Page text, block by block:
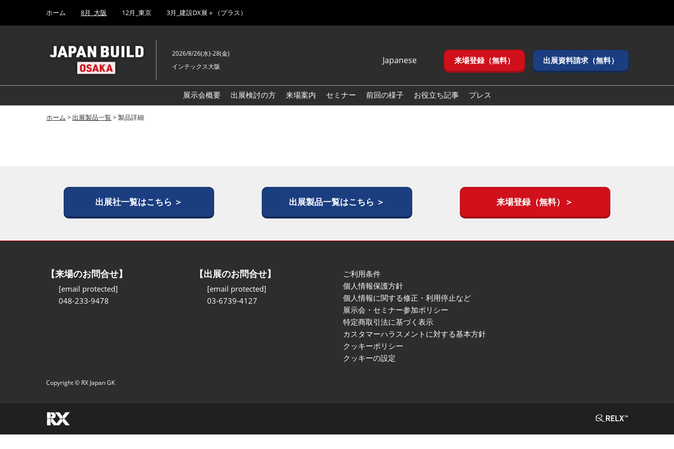
キ
し
to
ホーム 8月_大阪 12月_東京 3月_建設DX展＋（プラス）
2026/8/26(水)-28(金)
インテックス大阪
Japanese
English
Korean (Naver
来場登録（無料） 出展資料請求（無料）
展示会概要 出展検討の方 来場案内 セミナー 前回の様子 お役立ち記事 プレス
ホーム >出展製品一覧 > 製品詳細
出展社一覧はこちら ＞ 出展製品一覧はこちら ＞ 来場登録（無料）＞
【来場のお問合せ】
[email protected]
048-233-9478
【出展のお問合せ】
[email protected]
03-6739-4127
ご利用条件
個人情報保護方針
個人情報に関する修正・利用停止など
展示会・セミナー参加ポリシー
特定商取引法に基づく表示
カスタマーハラスメントに対する基本方針
クッキーポリシー
クッキーの設定
Copyright © RX Japan GK